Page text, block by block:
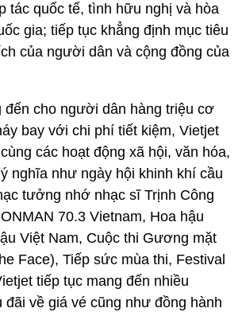
tác quốc tế, tình hữu nghị và hòa
gia; tiếp tục khẳng định mục tiêu
của người dân và cộng đồng của
đến cho người dân hàng triệu cơ
bay với chi phí tiết kiệm, Vietjet
các hoạt động xã hội, văn hóa,
nghĩa như ngày hội khinh khí cầu
tưởng nhớ nhạc sĩ Trịnh Công
70.3 Vietnam, Hoa hậu
Việt Nam, Cuộc thi Gương mặt
Face), Tiếp sức mùa thi, Festival
tiếp tục mang đến nhiều
về giá vé cũng như đồng hành